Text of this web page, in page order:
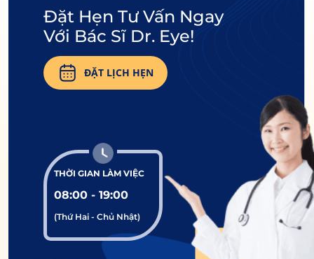
THỜI GIAN LÀM VIỆC
08:00 - 19:00
(Thứ Hai - Chủ Nhật)
Đặt Hẹn Tư Vấn Ngay
Với Bác Sĩ Dr. Eye!
ĐẶT LỊCH HẸN